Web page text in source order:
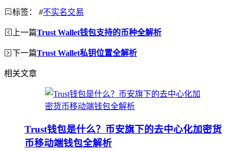
标签： #不实名交易
上一篇Trust Wallet钱包支持的币种全解析
下一篇Trust Wallet私钥位置全解析
相关文章
Trust钱包是什么？币安旗下的去中心化加密货
币移动端钱包全解析